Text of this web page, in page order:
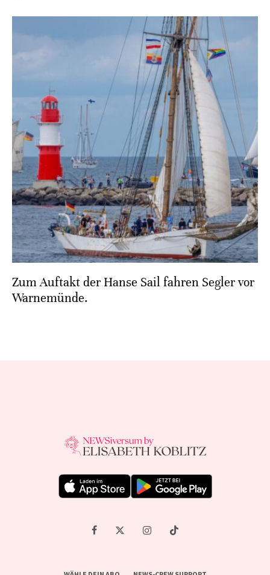
Zum Auftakt der Hanse Sail fahren Segler vor
Warnemünde.